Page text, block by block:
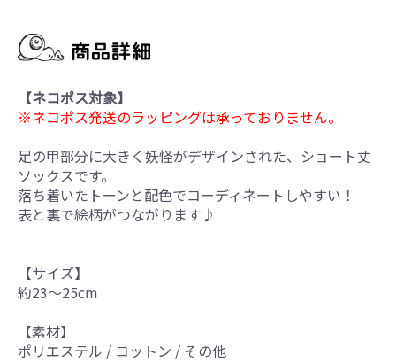
【ネコポス対象】
※ネコポス発送のラッピングは承っておりません。
足の甲部分に大きく妖怪がデザインされた、ショート丈
ソックスです。
落ち着いたトーンと配色でコーディネートしやすい！
表と裏で絵柄がつながります♪
【サイズ】
約23～25cm
【素材】
ポリエステル / コットン / その他